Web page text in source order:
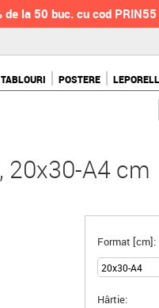
la 50 buc. cu cod
TABLOURI POSTERE
20x30-A4 cm
Format [cm]:
Hârtie: